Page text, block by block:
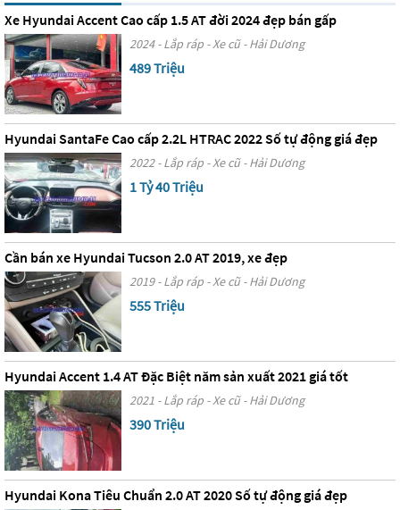
Xe Hyundai Accent Cao cấp 1.5 AT đời 2024 đẹp bán gấp
2024 - Lắp ráp - Xe cũ - Hải Dương
489 Triệu
Hyundai SantaFe Cao cấp 2.2L HTRAC 2022 Số tự động giá đẹp
2022 - Lắp ráp - Xe cũ - Hải Dương
1 Tỷ 40 Triệu
Cần bán xe Hyundai Tucson 2.0 AT 2019, xe đẹp
2019 - Lắp ráp - Xe cũ - Hải Dương
555 Triệu
Hyundai Accent 1.4 AT Đặc Biệt năm sản xuất 2021 giá tốt
2021 - Lắp ráp - Xe cũ - Hải Dương
390 Triệu
Hyundai Kona Tiêu Chuẩn 2.0 AT 2020 Số tự động giá đẹp